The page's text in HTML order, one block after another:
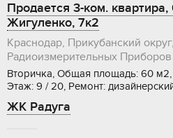
Продается 3-ком.
Жигуленко, 7к2
Краснодар, Прикубанский
Радиоизмерительных Приборов
Вторичка, Общая площадь: 60
Этаж: 9 / 20, Ремонт:
ЖК Радуга